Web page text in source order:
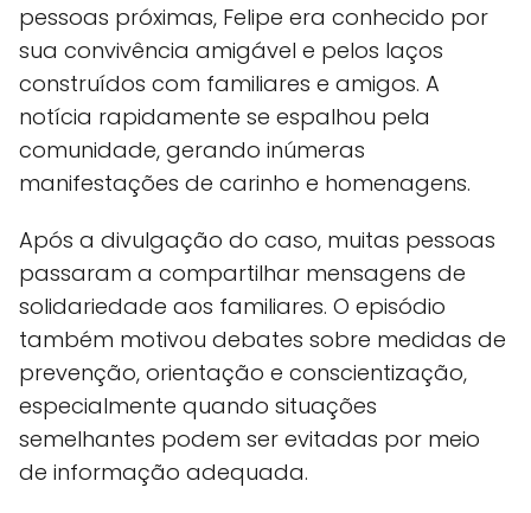
pessoas próximas, Felipe era conhecido por
sua convivência amigável e pelos laços
construídos com familiares e amigos. A
notícia rapidamente se espalhou pela
comunidade, gerando inúmeras
manifestações de carinho e homenagens.
Após a divulgação do caso, muitas pessoas
passaram a compartilhar mensagens de
solidariedade aos familiares. O episódio
também motivou debates sobre medidas de
prevenção, orientação e conscientização,
especialmente quando situações
semelhantes podem ser evitadas por meio
de informação adequada.